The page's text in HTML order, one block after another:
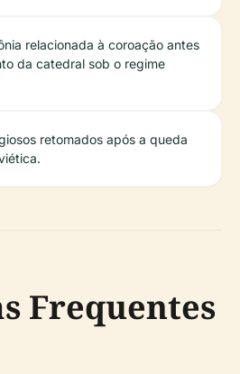
relacionada à coroação antes
da catedral sob o regime
retomados após a queda
Frequentes